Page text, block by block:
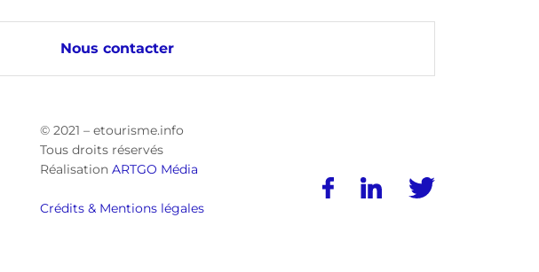
Nous contacter
© 2021 – etourisme.info
Tous droits réservés
Réalisation ARTGO Média
Crédits & Mentions légales